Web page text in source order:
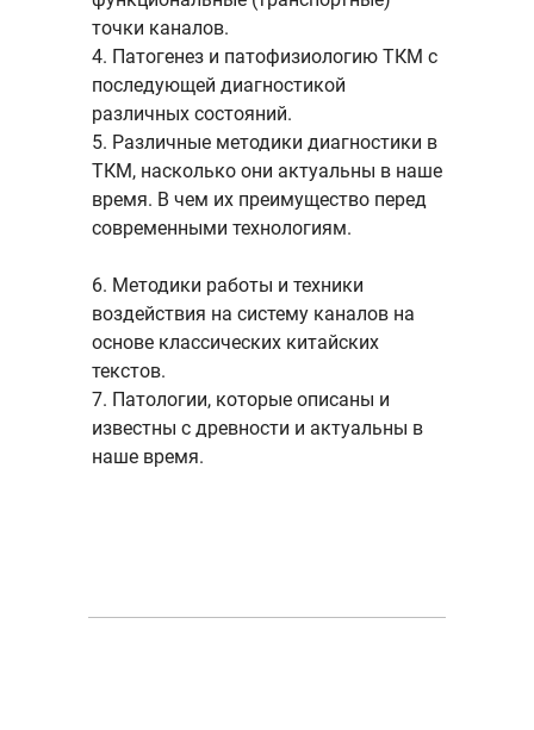
точки каналов.
4. Патогенез и патофизиологию ТКМ с
последующей диагностикой
различных состояний.
5. Различные методики диагностики в
ТКМ, насколько они актуальны в наше
время. В чем их преимущество перед
современными технологиям.
6. Методики работы и техники
воздействия на систему каналов на
основе классических китайских
текстов.
7. Патологии, которые описаны и
известны с древности и актуальны в
наше время.